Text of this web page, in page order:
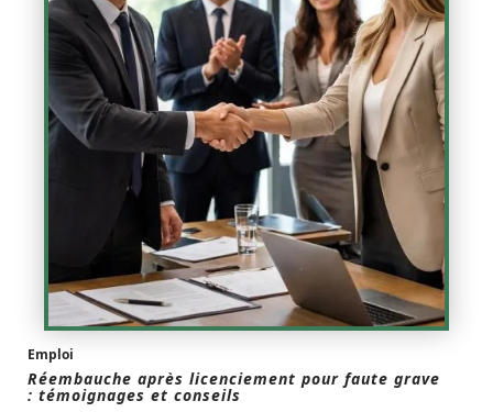
Emploi
Réembauche après licenciement pour faute grave
: témoignages et conseils